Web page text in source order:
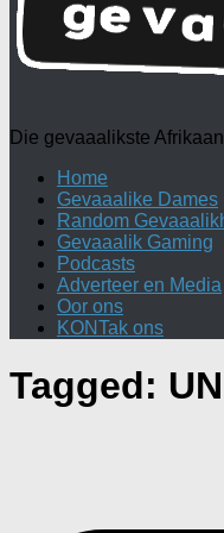
Die gevaaalikste
Home
Gevaaalike Dames
Random
Gevaaalik Gaming
Podcasts
Adverteer en Media
Oor ons
KONTak ons
Tagged: UN